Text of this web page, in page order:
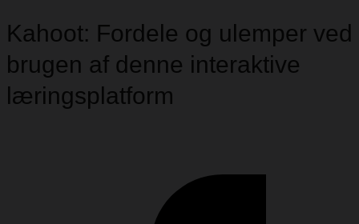
Kahoot: Fordele og ulemper ved
brugen af ​​denne interaktive
læringsplatform